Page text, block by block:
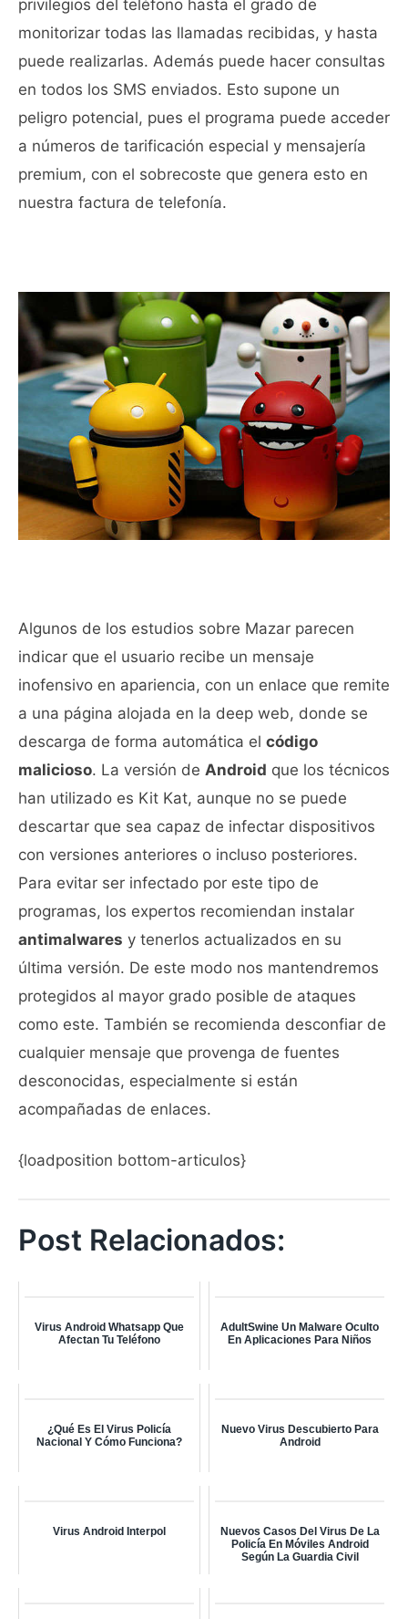
privilegios del teléfono hasta el grado de
monitorizar todas las llamadas recibidas, y hasta
puede realizarlas. Además puede hacer consultas
en todos los SMS enviados. Esto supone un
peligro potencial, pues el programa puede acceder
a números de tarificación especial y mensajería
premium, con el sobrecoste que genera esto en
nuestra factura de telefonía.
Algunos de los estudios sobre Mazar parecen
indicar que el usuario recibe un mensaje
inofensivo en apariencia, con un enlace que remite
a una página alojada en la deep web, donde se
descarga de forma automática el código
malicioso. La versión de Android que los técnicos
han utilizado es Kit Kat, aunque no se puede
descartar que sea capaz de infectar dispositivos
con versiones anteriores o incluso posteriores.
Para evitar ser infectado por este tipo de
programas, los expertos recomiendan instalar
antimalwares y tenerlos actualizados en su
última versión. De este modo nos mantendremos
protegidos al mayor grado posible de ataques
como este. También se recomienda desconfiar de
cualquier mensaje que provenga de fuentes
desconocidas, especialmente si están
acompañadas de enlaces.
{loadposition bottom-articulos}
Post Relacionados:
Virus Android Whatsapp Que
Afectan Tu Teléfono
AdultSwine Un Malware Oculto
En Aplicaciones Para Niños
¿Qué Es El Virus Policía
Nacional Y Cómo Funciona?
Nuevo Virus Descubierto Para
Android
Virus Android Interpol
Nuevos Casos Del Virus De La
Policía En Móviles Android
Según La Guardia Civil